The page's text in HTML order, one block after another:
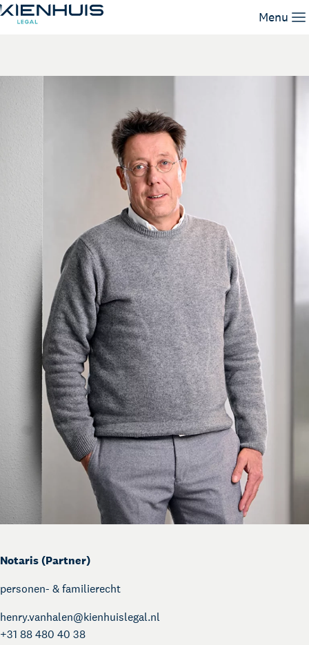
Menu
Expertises
Mensen
Kennis
Henry van Halen
Notaris (Partner)
personen- & familierecht
henry.vanhalen@kienhuislegal.nl
+31 88 480 40 38